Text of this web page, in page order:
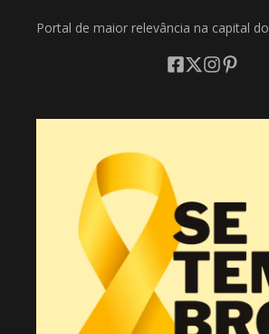
Portal de maior relevância na capital